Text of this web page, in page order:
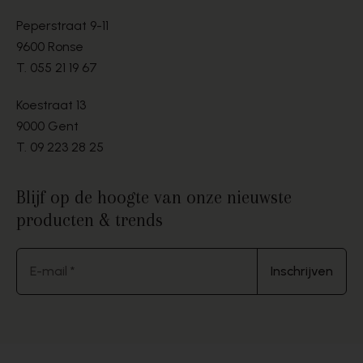
Peperstraat 9-11
9600 Ronse
T. 055 21 19 67
Koestraat 13
9000 Gent
T. 09 223 28 25
Blijf op de hoogte van onze nieuwste
producten & trends
E-mail * Inschrijven